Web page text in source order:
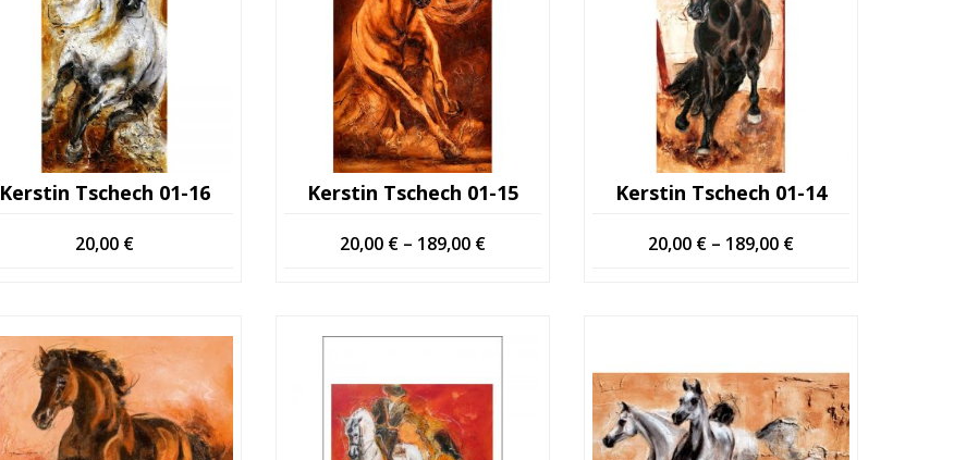
Kerstin Tschech 01-16
20,00 €
Kerstin Tschech 01-15
20,00 € – 189,00 €Hintaluokka:
Kerstin Tschech 01-14
20,00 € – 189,00 €Hintaluokka: